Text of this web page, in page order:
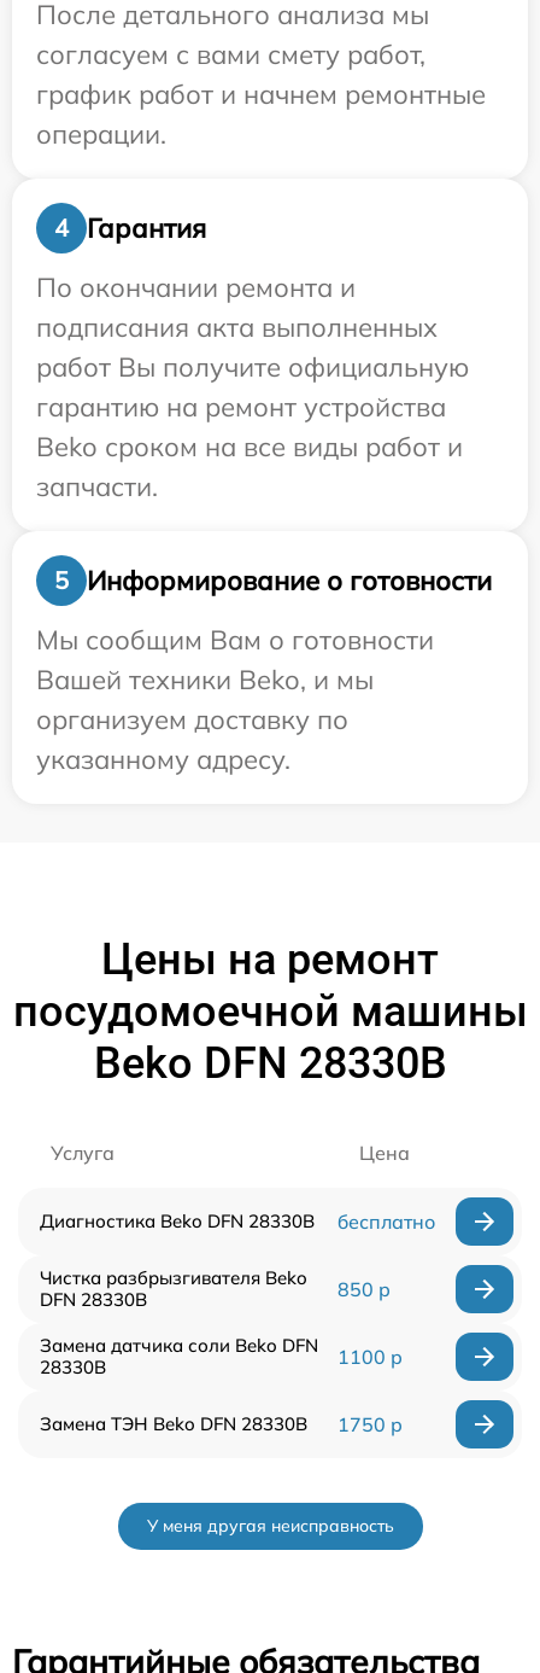
После детального анализа мы
согласуем с вами смету работ,
график работ и начнем ремонтные
операции.
4
Гарантия
По окончании ремонта и
подписания акта выполненных
работ Вы получите официальную
гарантию на ремонт устройства
Beko сроком на все виды работ и
запчасти.
5
Информирование о готовности
Мы сообщим Вам о готовности
Вашей техники Beko, и мы
организуем доставку по
указанному адресу.
Цены на ремонт
посудомоечной машины
Beko DFN 28330B
Услуга Цена
Диагностика Beko DFN 28330B бесплатно
Чистка разбрызгивателя Beko
DFN 28330B
850 р
Замена датчика соли Beko DFN
28330B
1100 р
Замена ТЭН Beko DFN 28330B 1750 р
У меня другая неисправность
Гарантийные обязательства